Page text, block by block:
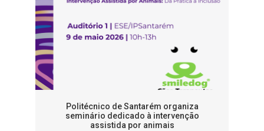
Politécnico de Santarém organiza
seminário dedicado à intervenção
assistida por animais